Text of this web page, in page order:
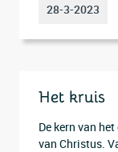
28-3-2023
Het kruis
De kern van
van Christus.